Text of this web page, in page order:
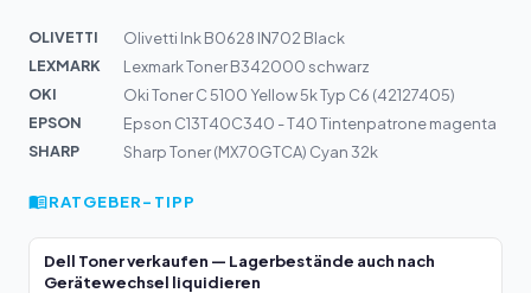
OLIVETTI
Olivetti Ink B0628 IN702 Black
LEXMARK
Lexmark Toner B342000 schwarz
OKI
Oki Toner C 5100 Yellow 5k Typ C6 (42127405)
EPSON
Epson C13T40C340 - T40 Tintenpatrone magenta
SHARP
Sharp Toner (MX70GTCA) Cyan 32k
RATGEBER-TIPP
Dell Toner verkaufen — Lagerbestände auch nach
Gerätewechsel liquidieren